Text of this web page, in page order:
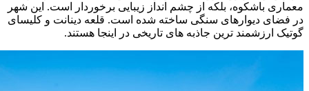
معماری باشکوه، بلکه از چشم انداز زیبایی برخوردار است. این شهر
در فضای دیوارهای سنگی ساخته شده است. قلعه دینانت و کلیسای
گوتیک ارزشمند ترین جاذبه های تاریخی در اینجا هستند.